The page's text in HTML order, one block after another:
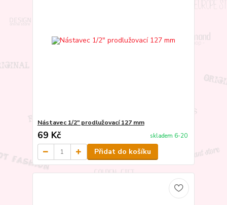
Nástavec 1/2" prodlužovací 127 mm
69 Kč skladem 6-20
Přidat do košíku